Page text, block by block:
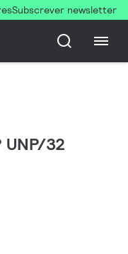
Subscrever newsletter
UNP/32